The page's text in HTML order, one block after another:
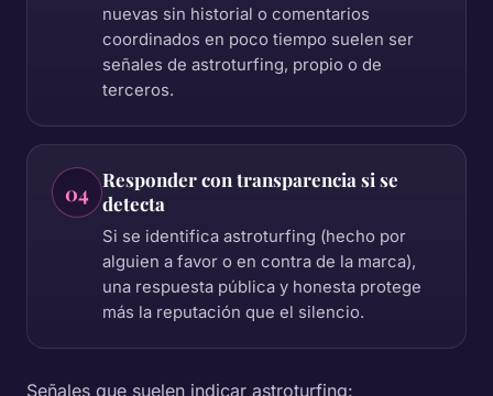
nuevas sin historial o comentarios
coordinados en poco tiempo suelen ser
señales de astroturfing, propio o de
terceros.
04 Responder con transparencia si se
detecta
Si se identifica astroturfing (hecho por
alguien a favor o en contra de la marca),
una respuesta pública y honesta protege
más la reputación que el silencio.
Señales que suelen indicar astroturfing: